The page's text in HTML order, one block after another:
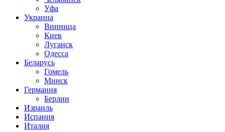
Уфа
Украина
Винница
Киев
Луганск
Одесса
Беларусь
Гомель
Минск
Германия
Берлин
Израиль
Испания
Италия